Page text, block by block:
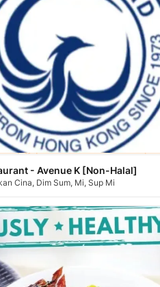
- Avenue K [Non-Halal]
Cina, Dim Sum, Mi, Sup Mi